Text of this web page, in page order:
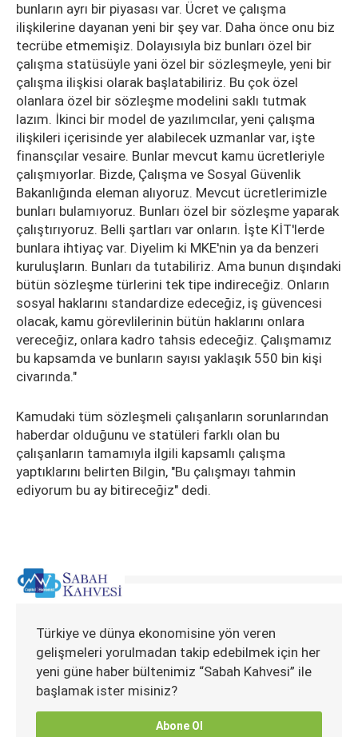
bunların ayrı bir piyasası var. Ücret ve çalışma
ilişkilerine dayanan yeni bir şey var. Daha önce onu biz
tecrübe etmemişiz. Dolayısıyla biz bunları özel bir
çalışma statüsüyle yani özel bir sözleşmeyle, yeni bir
çalışma ilişkisi olarak başlatabiliriz. Bu çok özel
olanlara özel bir sözleşme modelini saklı tutmak
lazım. İkinci bir model de yazılımcılar, yeni çalışma
ilişkileri içerisinde yer alabilecek uzmanlar var, işte
finansçılar vesaire. Bunlar mevcut kamu ücretleriyle
çalışmıyorlar. Bizde, Çalışma ve Sosyal Güvenlik
Bakanlığında eleman alıyoruz. Mevcut ücretlerimizle
bunları bulamıyoruz. Bunları özel bir sözleşme yaparak
çalıştırıyoruz. Belli şartları var onların. İşte KİT'lerde
bunlara ihtiyaç var. Diyelim ki MKE'nin ya da benzeri
kuruluşların. Bunları da tutabiliriz. Ama bunun dışındaki
bütün sözleşme türlerini tek tipe indireceğiz. Onların
sosyal haklarını standardize edeceğiz, iş güvencesi
olacak, kamu görevlilerinin bütün haklarını onlara
vereceğiz, onlara kadro tahsis edeceğiz. Çalışmamız
bu kapsamda ve bunların sayısı yaklaşık 550 bin kişi
civarında."
Kamudaki tüm sözleşmeli çalışanların sorunlarından
haberdar olduğunu ve statüleri farklı olan bu
çalışanların tamamıyla ilgili kapsamlı çalışma
yaptıklarını belirten Bilgin, "Bu çalışmayı tahmin
ediyorum bu ay bitireceğiz" dedi.
Türkiye ve dünya ekonomisine yön veren
gelişmeleri yorulmadan takip edebilmek için her
yeni güne haber bültenimiz “Sabah Kahvesi” ile
başlamak ister misiniz?
Abone Ol